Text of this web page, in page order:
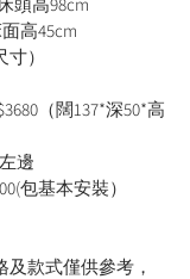
高45cm
）
（闊137*深50*高
邊
包基本安裝）
款式僅供參考，